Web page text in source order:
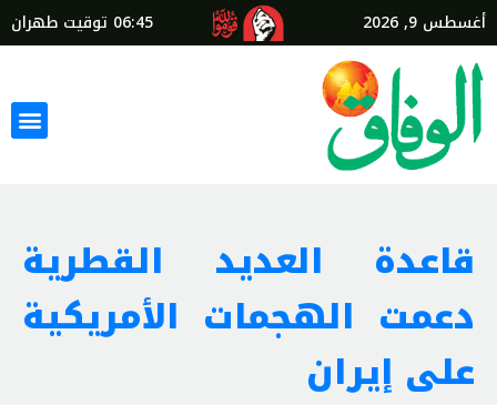
أغسطس 9, 2026 06:45 توقيت طهران
قاعدة العديد القطرية
دعمت الهجمات الأمريكية
على إيران